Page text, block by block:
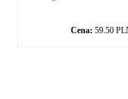
Cena: 59.50